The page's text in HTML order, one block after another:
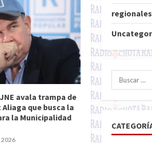
avala trampa de
que busca la
la Municipalidad
2026
regionales
Buscar: